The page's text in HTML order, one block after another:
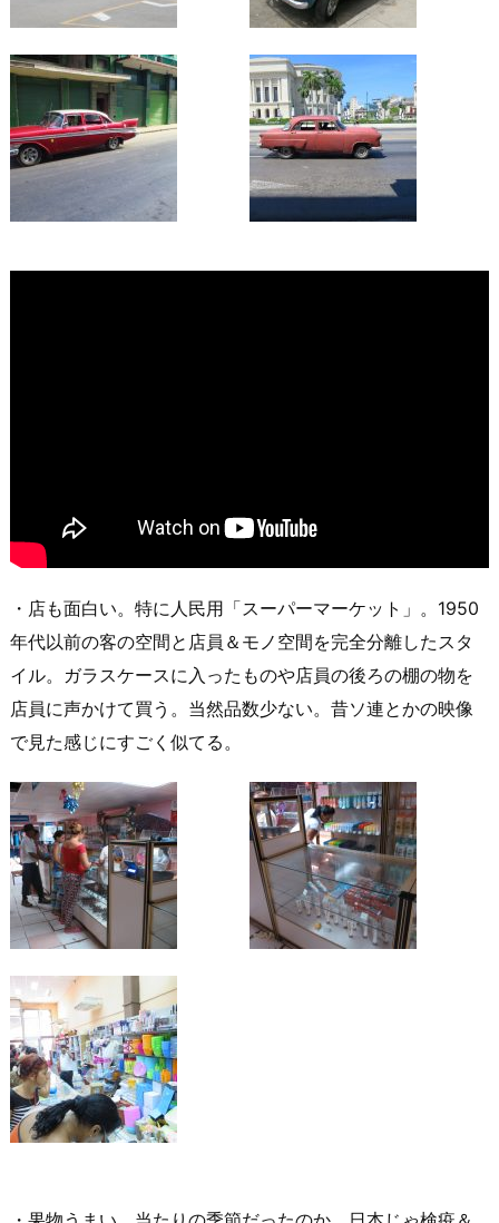
・店も面白い。特に人民用「スーパーマーケット」。1950
年代以前の客の空間と店員＆モノ空間を完全分離したスタ
イル。ガラスケースに入ったものや店員の後ろの棚の物を
店員に声かけて買う。当然品数少ない。昔ソ連とかの映像
で見た感じにすごく似てる。